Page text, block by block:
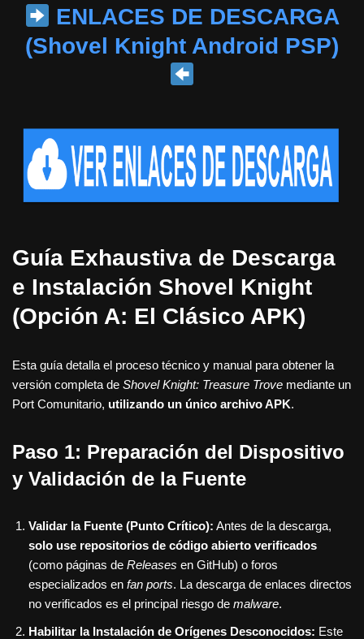
ENLACES DE DESCARGA
(Shovel Knight Android PSP)
Guía Exhaustiva de Descarga
e Instalación Shovel Knight
(Opción A: El Clásico APK)
Esta guía detalla el proceso técnico y manual para obtener la
versión completa de Shovel Knight: Treasure Trove mediante un
Port Comunitario, utilizando un único archivo APK.
Paso 1: Preparación del Dispositivo
y Validación de la Fuente
Validar la Fuente (Punto Crítico): Antes de la descarga,
solo use repositorios de código abierto verificados
(como páginas de Releases en GitHub) o foros
especializados en fan ports. La descarga de enlaces directos
no verificados es el principal riesgo de malware.
Habilitar la Instalación de Orígenes Desconocidos: Este